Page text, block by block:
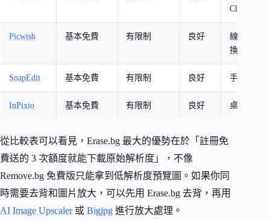
Cleanup
Picwish 基本免費 有限制 良好
線上編輯
換
SnapEdit 基本免費 有限制 良好 手機端體
InPixio 基本免費 有限制 良好 桌面軟體
從比較表可以看見，Erase.bg 最大的優勢在於「註冊免
費送的 3 次額度就能下載原始解析度」，不像
Remove.bg 免費版只能拿到低解析度預覽圖。如果你同
時需要去背和圖片放大，可以先用 Erase.bg 去背，再用
AI Image Upscaler或 Bigjpg 進行放大處理。